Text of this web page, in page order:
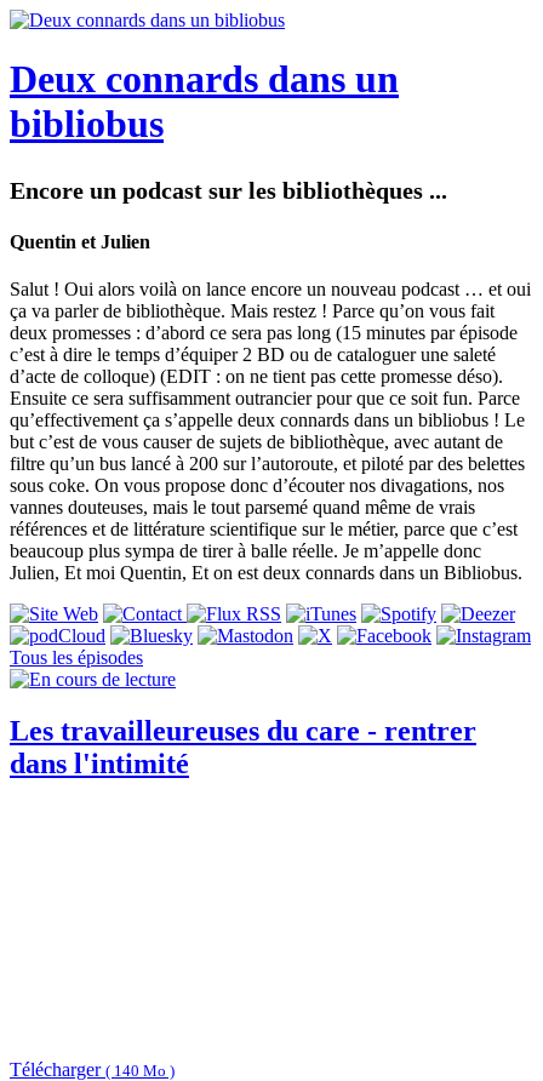
Deux connards dans un
bibliobus
Encore un podcast sur les bibliothèques ...
Quentin et Julien
Salut ! Oui alors voilà on lance encore un nouveau podcast … et oui
ça va parler de bibliothèque. Mais restez ! Parce qu’on vous fait
deux promesses : d’abord ce sera pas long (15 minutes par épisode
c’est à dire le temps d’équiper 2 BD ou de cataloguer une saleté
d’acte de colloque) (EDIT : on ne tient pas cette promesse déso).
Ensuite ce sera suffisamment outrancier pour que ce soit fun. Parce
qu’effectivement ça s’appelle deux connards dans un bibliobus ! Le
but c’est de vous causer de sujets de bibliothèque, avec autant de
filtre qu’un bus lancé à 200 sur l’autoroute, et piloté par des belettes
sous coke. On vous propose donc d’écouter nos divagations, nos
vannes douteuses, mais le tout parsemé quand même de vrais
références et de littérature scientifique sur le métier, parce que c’est
beaucoup plus sympa de tirer à balle réelle. Je m’appelle donc
Julien, Et moi Quentin, Et on est deux connards dans un Bibliobus.
Tous les épisodes
Les travailleureuses du care - rentrer
dans l'intimité
Télécharger ( 140 Mo )